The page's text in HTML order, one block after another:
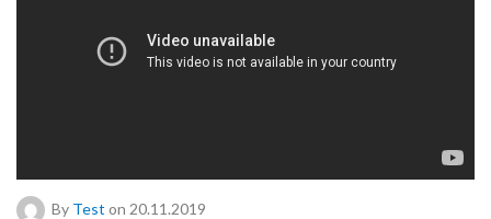
By Test on 20.11.2019